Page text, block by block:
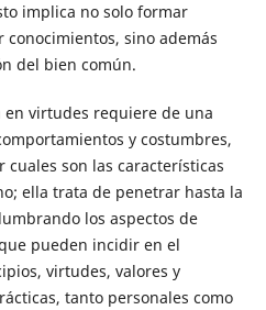
implica no solo formar
sino además
del bien común.
en virtudes requiere de una
y costumbres,
cuales son las características
ella trata de penetrar hasta la
los aspectos de
pueden incidir en el
virtudes, valores y
tanto personales como